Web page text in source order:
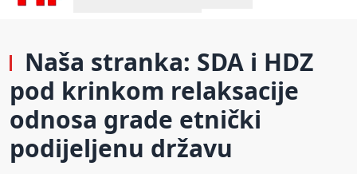
Naša stranka: SDA i HDZ
pod krinkom relaksacije
odnosa grade etnički
podijeljenu državu